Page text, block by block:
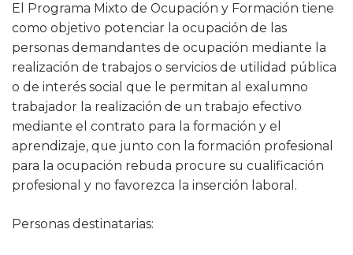
El Programa Mixto de Ocupación y Formación tiene
como objetivo potenciar la ocupación de las
personas demandantes de ocupación mediante la
realización de trabajos o servicios de utilidad pública
o de interés social que le permitan al exalumno
trabajador la realización de un trabajo efectivo
mediante el contrato para la formación y el
aprendizaje, que junto con la formación profesional
para la ocupación rebuda procure su cualificación
profesional y no favorezca la inserción laboral.
Personas destinatarias: